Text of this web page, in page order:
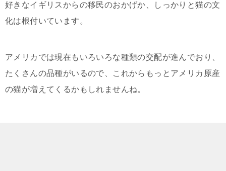
好きなイギリスからの移民のおかげか、しっかりと猫の文
化は根付いています。
アメリカでは現在もいろいろな種類の交配が進んでおり、
たくさんの品種がいるので、これからもっとアメリカ原産
の猫が増えてくるかもしれませんね。